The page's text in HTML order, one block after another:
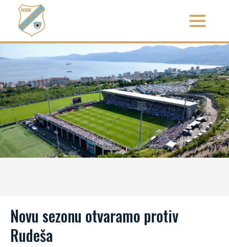
Novu sezonu otvaramo protiv
Rudeša